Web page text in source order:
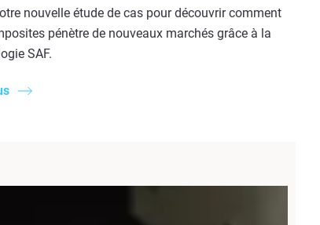
nouvelle étude de cas pour découvrir comment
pénètre de nouveaux marchés grâce à la
SAF.